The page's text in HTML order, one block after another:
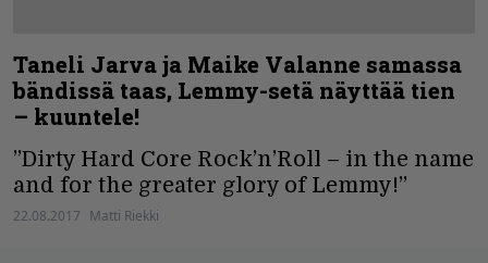
Taneli Jarva ja Maike Valanne samassa
bändissä taas, Lemmy-setä näyttää tien
– kuuntele!
”Dirty Hard Core Rock’n’Roll – in the name
and for the greater glory of Lemmy!”
22.08.2017 Matti Riekki